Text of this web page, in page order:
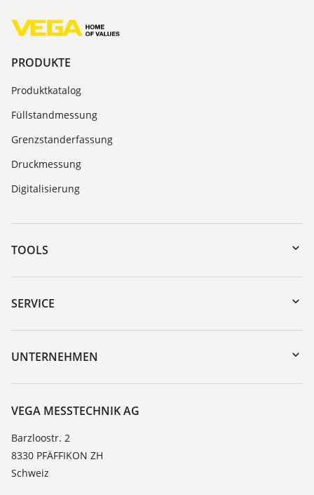
PRODUKTE
Produktkatalog
Füllstandmessung
Grenzstanderfassung
Druckmessung
Digitalisierung
TOOLS
Download-Center
Gerätesuche (Seriennummer)
DTM Collection/PACTware
SERVICE
Geräterücksendung
Trainings
Beständigkeitsliste
TeamViewer
UNTERNEHMEN
Über VEGA
Kontakt
News
Presse
VEGA MESSTECHNIK AG
Barzloostr. 2
8330 PFÄFFIKON ZH
Schweiz